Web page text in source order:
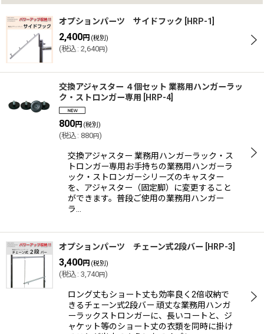
オプションパーツ サイドフック HRP-1
2,400円 (税別)
(税込 : 2,640円)
交換アジャスター ４個セット 業務用ハンガーラッ
ク・ストロンガー専用
HRP-4
800円 (税別)
(税込 : 880円)
交換アジャスター 業務用ハンガーラック・ス
トロンガー専用お手持ちの業務用ハンガーラ
ック・ストロンガーシリーズのキャスター
を、アジャスター（固定脚）に変更すること
ができます。普段ご使用の業務用ハンガー
ラ…
オプションパーツ チェーン式2段バー HRP-3
3,400円 (税別)
(税込 : 3,740円)
ロング丈もショート丈も効率良く2倍収納で
きるチェーン式2段バー 頑丈な業務用ハンガ
ーラックストロンガーに、長いコートと、ジ
ャケット等のショート丈の衣類を同時に掛け